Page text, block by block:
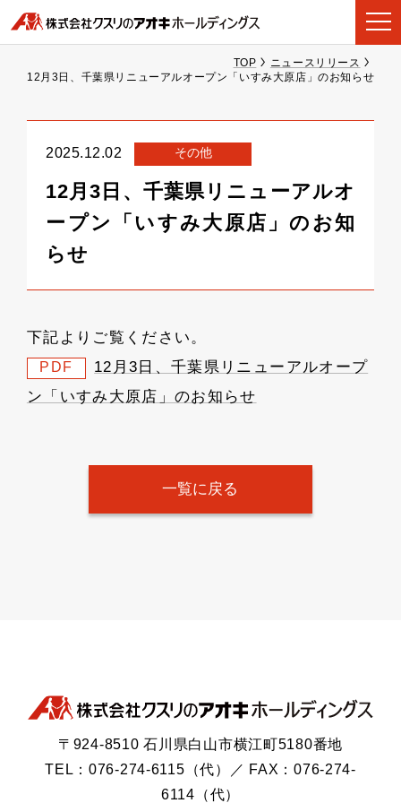
TOP
ニュースリリース
12月3日、千葉県リニューアルオープン「いすみ大原店」のお知らせ
2025.12.02 その他
12月3日、千葉県リニューアルオ
ープン「いすみ大原店」のお知
らせ
下記よりご覧ください。
PDF
12月3日、千葉県リニューアルオープ
ン「いすみ大原店」のお知らせ
一覧に戻る
〒924-8510 石川県白山市横江町5180番地
TEL：076-274-6115（代）／ FAX：076-274-
6114（代）